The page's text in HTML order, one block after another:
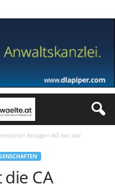
Anlagen AG bei der
die CA